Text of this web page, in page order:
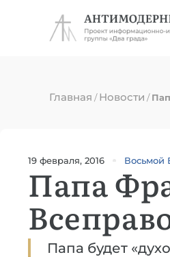
Главная /Новости /
19 февраля, 2016 Восьмой
Папа
Папа будет